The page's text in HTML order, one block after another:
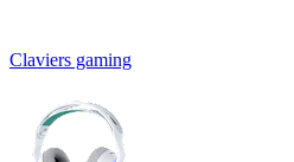
Claviers gaming